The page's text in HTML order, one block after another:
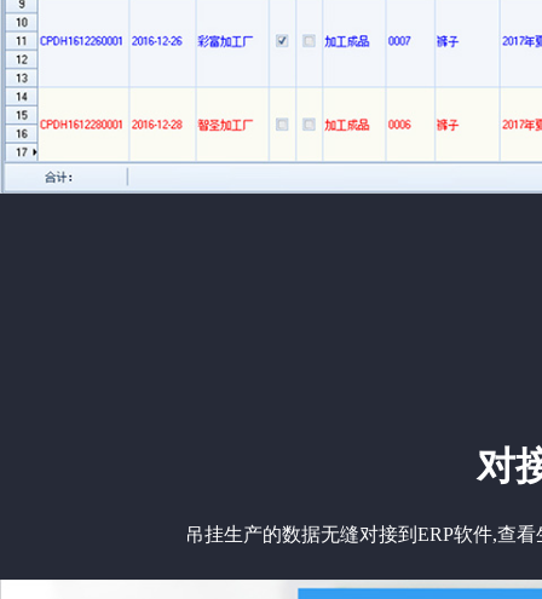
对
吊挂生产的数据无缝对接到ERP软件,查